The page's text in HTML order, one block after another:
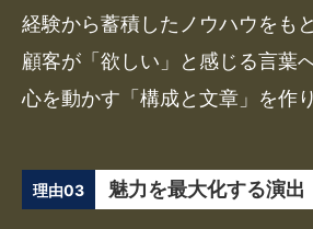
経験から蓄積したノウハウをも
顧客が「欲しい」と感じる言葉
心を動かす「構成と文章」を作
理由03 魅力を最大化する演出